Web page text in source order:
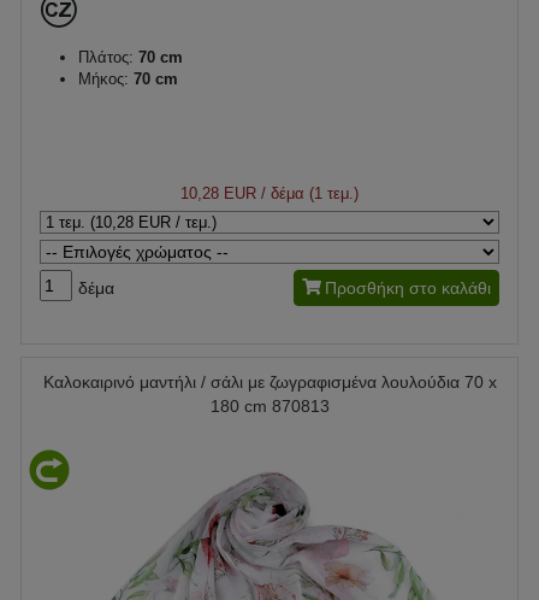
Πλάτος: 70 cm
Μήκος: 70 cm
10,28 EUR / δέμα (1 τεμ.)
δέμα Προσθήκη στο καλάθι
Καλοκαιρινό μαντήλι / σάλι με ζωγραφισμένα λουλούδια 70 x
180 cm 870813